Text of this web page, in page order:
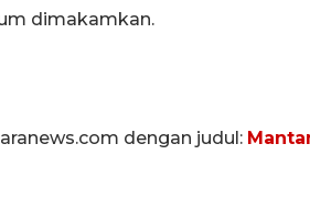
dimakamkan.
dengan judul: